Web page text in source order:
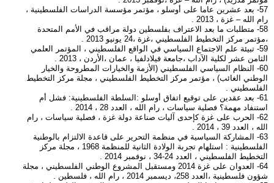
57- بعد عشرين عاما على أوسلو ، مؤتمر مؤسسة الدراسات الفلسطينية ،
رام الله – غزة ، 2013 .
58- متطلبات ما بعد الاعتراف بفلسطين دولة مراقب في الأمم المتحدة
،مؤتمر مركز التخطيط الفلسطيني ،غزة ،24 يونيو 2013 .
59- تبيئة علم الاجتماع السياسي في الواقع الفلسطيني ، المؤتمر العلمي
الثامن عشر لكلية الآداب ،جامعة فيلادلفيا ، عمان ،الأردن ، 2013 .
60- النظام السياسي الفلسطيني (الأزمة والخيارات المطروحة والخيار
الوطني الغائب) ، مؤتمر مركز التخطيط الفلسطيني ، مجلة مركز التخطيط
الفلسطيني .
61- بعد عقدين على توقيع اتفاق أوسلو :السلطة الفلسطينية: فشل أم
استنفاد مهمة؟ فصلية سياسات ، رام الله ، العدد 28 ، 2014 .
62- الحرب على غزة كإحدى آليات صناعة دولة غزة ، فصلية سياسات ، رام
الله ، العدد 39 ، 2014 .
63- المشاركة السياسية في منظمة التحرير على قاعدة الالتزام بالوطنية
الفلسطينية : استلهام تجربة الولادة الثانية للمنظمة 1968 ، مجلة مركز
التخطيط الفلسطيني ، العدد 24-34 ، نوفمبر 2014 .
64- العدوان على غزة 2014 ومستقبل المشروع الوطني الفلسطيني ، مجلة
شؤون فلسطينية ،العدد 258، ديسمبر 2014 ، رام الله ، فلسطين .